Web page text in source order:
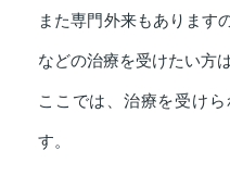
また専門外来もあります
などの治療を受けたい方
ここでは、治療を受け
す。